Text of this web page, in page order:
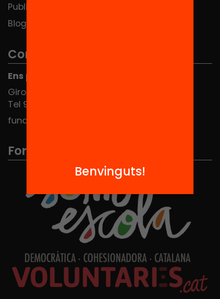
Publicacions i vídeos
Blog
Contacte
Ens pots trobar al Hub Social
Girona 34, interior 08010 Barcelona
Tel 934 588 700
fundacio@equitat.org
Formem part de...
Benvinguts!